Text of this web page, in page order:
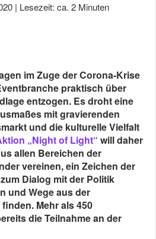
| Lesezeit: ca. 2 Minuten
im Zuge der Corona-Krise
praktisch über
entzogen. Es droht eine
mit gravierenden
und die kulturelle Vielfalt
„Night of Light“ will daher
allen Bereichen der
vereinen, ein Zeichen der
Dialog mit der Politik
und Wege aus der
Mehr als 450
die Teilnahme an der